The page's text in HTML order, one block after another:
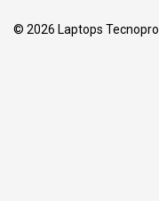
© 2026 Laptops Tecnopro